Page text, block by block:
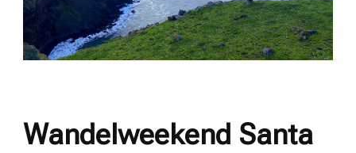
Wandelweekend Santa